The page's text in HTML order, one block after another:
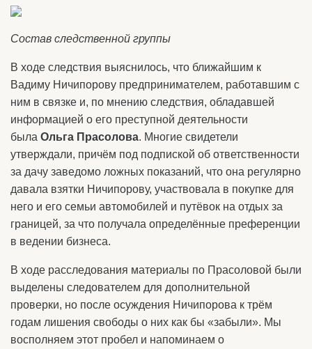
Состав следственной группы
В ходе следствия выяснилось, что ближайшим к
Вадиму Ничипорову предпринимателем, работавшим с
ним в связке и, по мнению следствия, обладавшей
информацией о его преступной деятельности
была Ольга Прасолова. Многие свидетели
утверждали, причём под подпиской об ответственности
за дачу заведомо ложных показаний, что она регулярно
давала взятки Ничипорову, участвовала в покупке для
него и его семьи автомобилей и путёвок на отдых за
границей, за что получала определённые преференции
в ведении бизнеса.
В ходе расследования материалы по Прасоловой были
выделены следователем для дополнительной
проверки, но после осуждения Ничипорова к трём
годам лишения свободы о них как бы «забыли». Мы
восполняем этот пробел и напоминаем о